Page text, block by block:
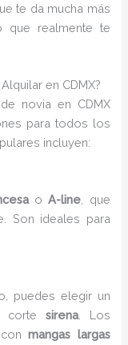
te da mucha más
que realmente te
en CDMX?
novia en CDMX
para todos los
incluyen:
oA-line, que
Son ideales para
puedes elegir un
sirena. Los
mangas largas